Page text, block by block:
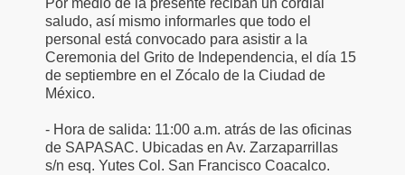
Por medio de la presente reciban un cordial
saludo, así mismo informarles que todo el
personal está convocado para asistir a la
Ceremonia del Grito de Independencia, el día 15
de septiembre en el Zócalo de la Ciudad de
México.
- Hora de salida: 11:00 a.m. atrás de las oficinas
de SAPASAC. Ubicadas en Av. Zarzaparrillas
s/n esq. Yutes Col. San Francisco Coacalco.